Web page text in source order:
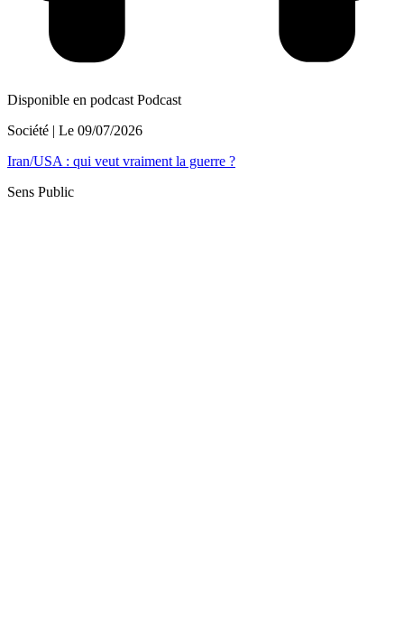
Disponible en podcast Podcast
Société | Le 09/07/2026
Iran/USA : qui veut vraiment la guerre ?
Sens Public